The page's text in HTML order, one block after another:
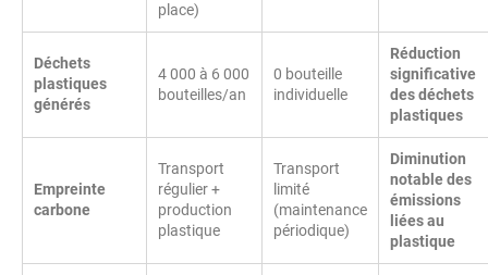
place)
Déchets
plastiques
générés
4 000 à 6 000
bouteilles/an
0 bouteille
individuelle
Réduction
significative
des déchets
plastiques
Empreinte
carbone
Transport
régulier +
production
plastique
Transport
limité
(maintenance
périodique)
Diminution
notable des
émissions
liées au
plastique